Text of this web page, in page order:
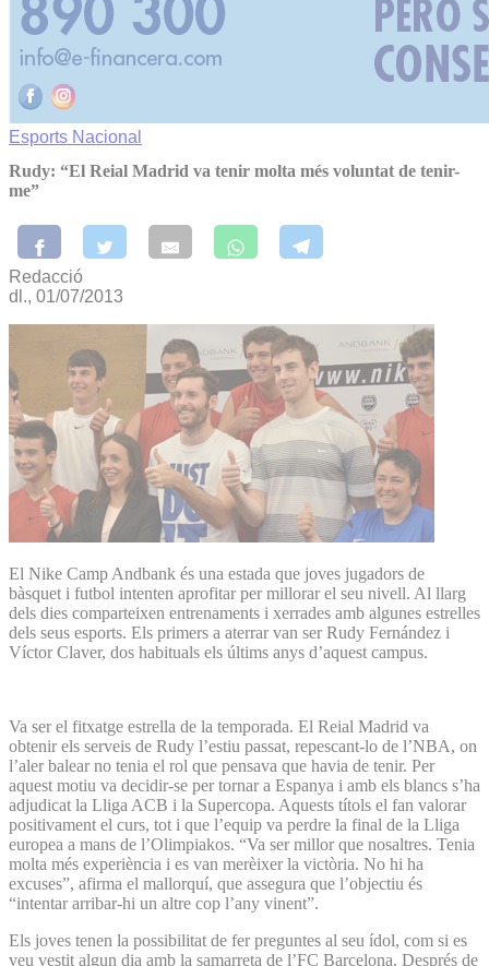
Esports Nacional
Rudy: “El Reial Madrid va tenir molta més voluntat de tenir-
me”
Redacció
dl., 01/07/2013
El Nike Camp Andbank és una estada que joves jugadors de
bàsquet i futbol intenten aprofitar per millorar el seu nivell. Al llarg
dels dies comparteixen entrenaments i xerrades amb algunes estrelles
dels seus esports. Els primers a aterrar van ser Rudy Fernández i
Víctor Claver, dos habituals els últims anys d’aquest campus.
Va ser el fitxatge estrella de la temporada. El Reial Madrid va
obtenir els serveis de Rudy l’estiu passat, repescant-lo de l’NBA, on
l’aler balear no tenia el rol que pensava que havia de tenir. Per
aquest motiu va decidir-se per tornar a Espanya i amb els blancs s’ha
adjudicat la Lliga ACB i la Supercopa. Aquests títols el fan valorar
positivament el curs, tot i que l’equip va perdre la final de la Lliga
europea a mans de l’Olimpiakos. “Va ser millor que nosaltres. Tenia
molta més experiència i es van merèixer la victòria. No hi ha
excuses”, afirma el mallorquí, que assegura que l’objectiu és
“intentar arribar-hi un altre cop l’any vinent”.
Els joves tenen la possibilitat de fer preguntes al seu ídol, com si es
veu vestit algun dia amb la samarreta de l’FC Barcelona. Després de